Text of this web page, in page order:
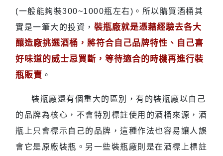
(一般能夠裝300~1000瓶左右)。所以購買酒桶其
實是一筆大的投資， 裝瓶廠就是憑藉經驗去各大
釀造廠挑選酒桶，將符合自己品牌特性、自己喜
好味道的威士忌買斷，等待適合的時機再進行裝
瓶販賣 。
裝瓶廠還有個重大的區別，有的裝瓶廠以自己
的品牌為核心，不會特別標註使用的酒桶來源，酒
瓶上只會標示自己的品牌，這種作法也容易讓人誤
會它是原廠裝瓶。另一些裝瓶廠則是在酒標上標註